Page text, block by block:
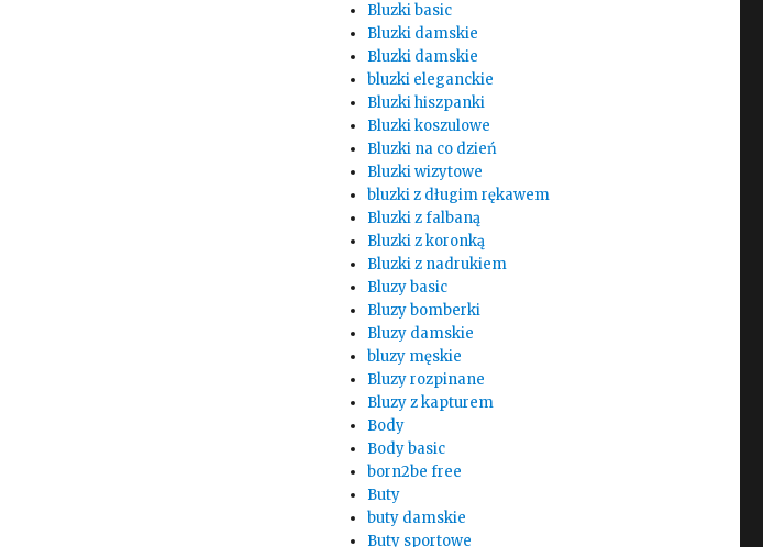
Bluzki basic
Bluzki damskie
Bluzki damskie
bluzki eleganckie
Bluzki hiszpanki
Bluzki koszulowe
Bluzki na co dzień
Bluzki wizytowe
bluzki z długim rękawem
Bluzki z falbaną
Bluzki z koronką
Bluzki z nadrukiem
Bluzy basic
Bluzy bomberki
Bluzy damskie
bluzy męskie
Bluzy rozpinane
Bluzy z kapturem
Body
Body basic
born2be free
Buty
buty damskie
Buty sportowe